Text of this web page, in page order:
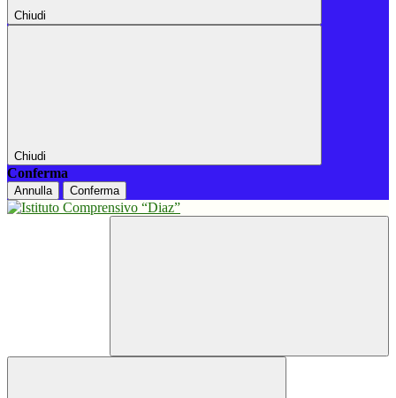
Chiudi
Chiudi
Conferma
Annulla Conferma